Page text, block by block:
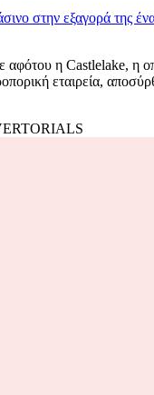
στην εξαγορά της
αφότου η Castlelake, η
εταιρεία,